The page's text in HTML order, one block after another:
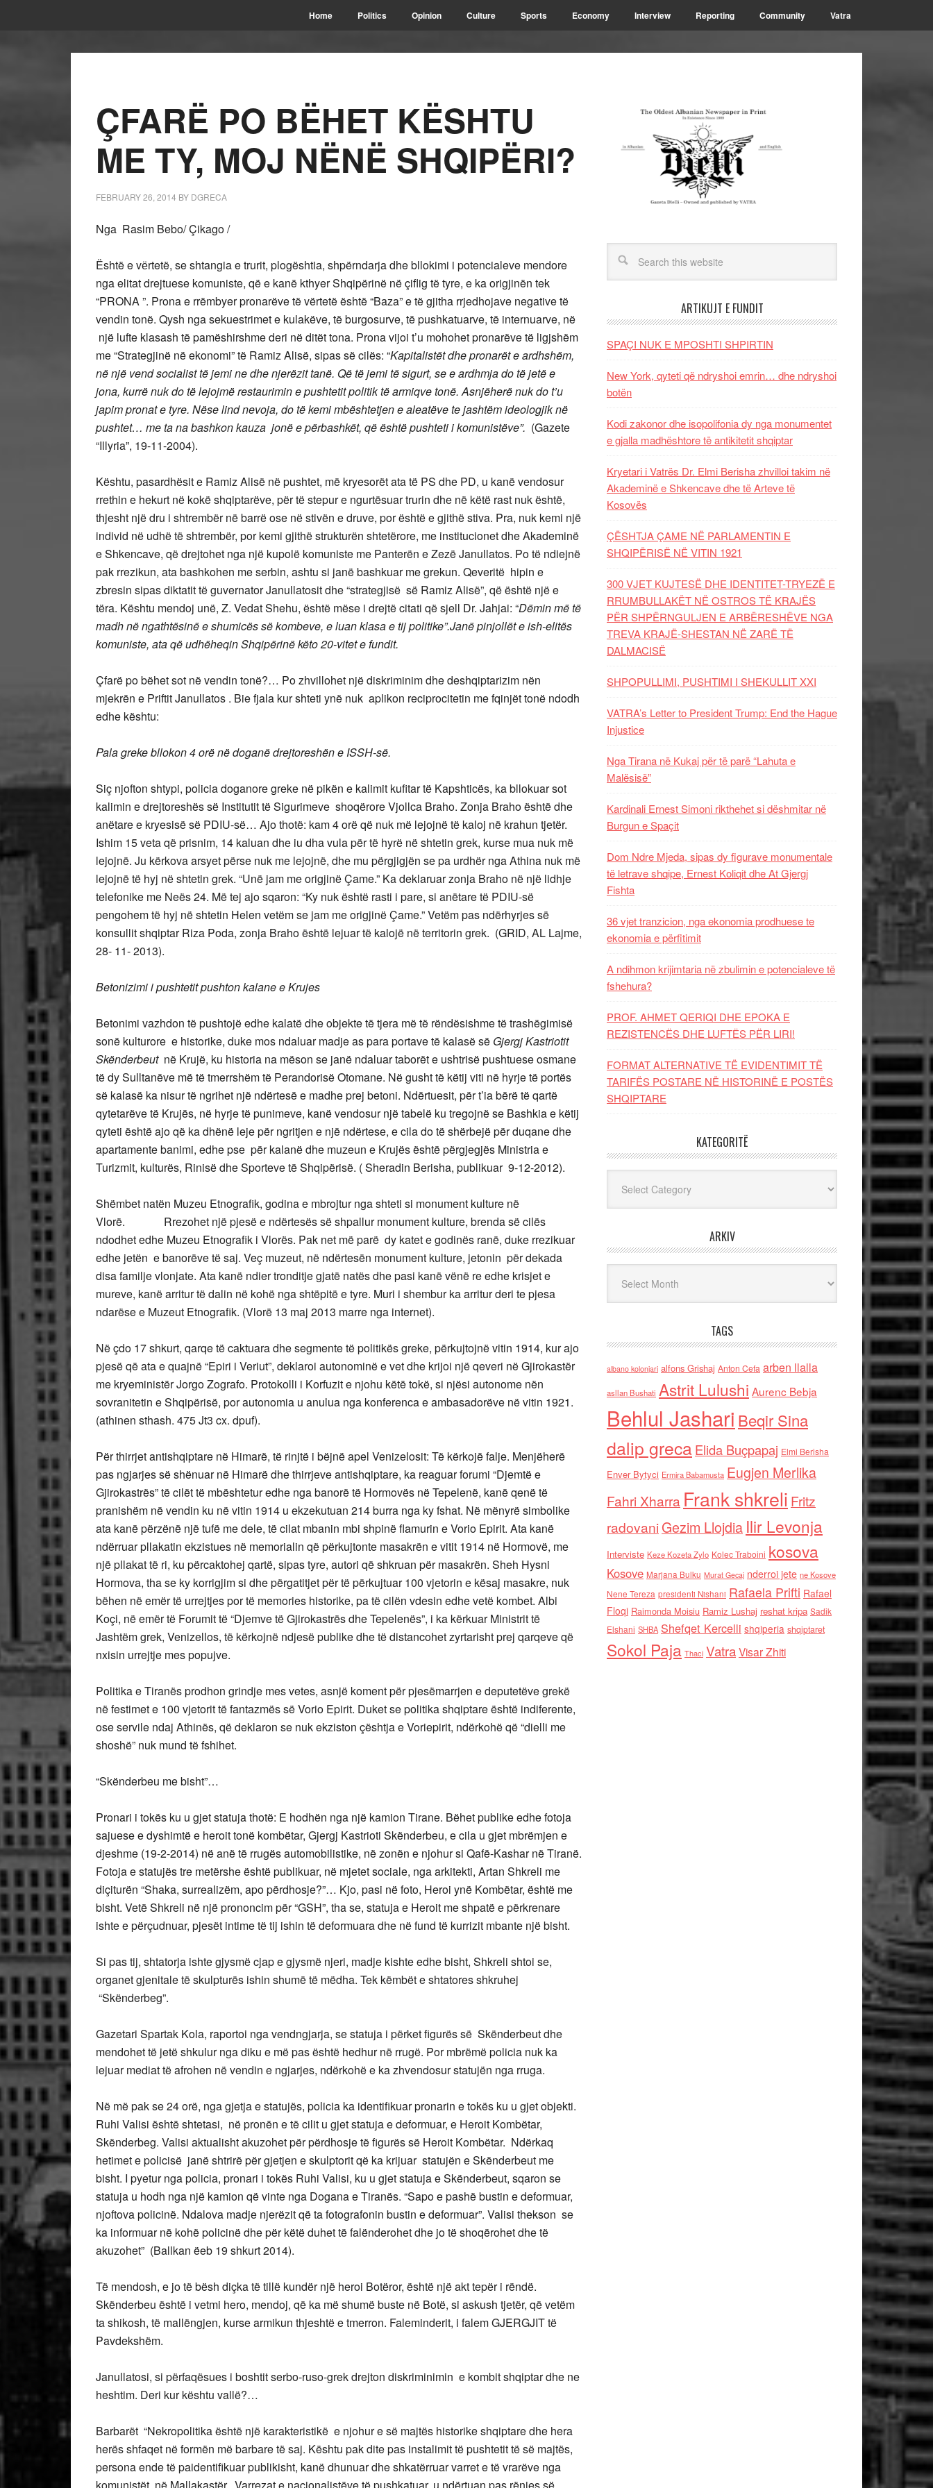
Home Politics Opinion Culture Sports Economy Interview Reporting Community Vatra
ÇFARË PO BËHET KËSHTU
ME TY, MOJ NËNË SHQIPËRI?
FEBRUARY 26, 2014 BY DGRECA
Nga Rasim Bebo/ Çikago /
Është e vёrtetë, se shtangia e trurit, plogështia, shpërndarja dhe bllokimi i potencialeve mendore
nga elitat drejtuese komuniste, që e kanë kthyer Shqipërinë në çiflig të tyre, e ka origjinën tek
“PRONA ”. Prona e rrëmbyer pronarëve të vërtetë është “Baza” e të gjitha rrjedhojave negative të
vendin tonë. Qysh nga sekuestrimet e kulakëve, të burgosurve, të pushkatuarve, të internuarve, në
një lufte klasash të pamëshirshme deri në ditët tona. Prona vijoi t’u mohohet pronarëve të ligjshëm
me “Strategjinë në ekonomi” të Ramiz Alisë, sipas së cilës: “Kapitalistët dhe pronarët e ardhshëm,
në një vend socialist të jemi ne dhe njerëzit tanë. Që të jemi të sigurt, se e ardhmja do të jetë e
jona, kurrë nuk do të lejojmë restaurimin e pushtetit politik të armiqve tonë. Asnjëherë nuk do t’u
japim pronat e tyre. Nëse lind nevoja, do të kemi mbështetjen e aleatëve te jashtëm ideologjik në
pushtet… me ta na bashkon kauza jonë e përbashkët, që është pushteti i komunistëve”. (Gazete
“Illyria”, 19-11-2004).
Kështu, pasardhësit e Ramiz Alisë në pushtet, më kryesorët ata të PS dhe PD, u kanë vendosur
rrethin e hekurt në kokë shqiptarëve, për të stepur e ngurtësuar trurin dhe në këtë rast nuk është,
thjesht një dru i shtrembër në barrë ose në stivën e druve, por është e gjithë stiva. Pra, nuk kemi një
individ në udhë të shtrembër, por kemi gjithë strukturën shtetërore, me institucionet dhe Akademinë
e Shkencave, që drejtohet nga një kupolë komuniste me Panterën e Zezë Janullatos. Po të ndiejnë
pak rrezikun, ata bashkohen me serbin, ashtu si janë bashkuar me grekun. Qeveritë hipin e
zbresin sipas diktatit të guvernator Janullatosit dhe “strategjisë së Ramiz Alisë”, që është një e
tëra. Kështu mendoj unë, Z. Vedat Shehu, është mëse i drejtë citati që sjell Dr. Jahjai: “Dëmin më të
madh në ngathtësinë e shumicës së kombeve, e luan klasa e tij politike”.Janë pinjollët e ish-elitës
komuniste, ata që udhëheqin Shqipërinë këto 20-vitet e fundit.
Çfarë po bëhet sot në vendin tonë?… Po zhvillohet një diskriminim dhe deshqiptarizim nën
mjekrën e Priftit Janullatos . Bie fjala kur shteti ynë nuk aplikon reciprocitetin me fqinjët tonë ndodh
edhe kështu:
Pala greke bllokon 4 orë në doganë drejtoreshën e ISSH-së.
Siç njofton shtypi, policia doganore greke në pikën e kalimit kufitar të Kapshticës, ka bllokuar sot
kalimin e drejtoreshës së Institutit të Sigurimeve shoqërore Vjollca Braho. Zonja Braho është dhe
anëtare e kryesisë së PDIU-së… Ajo thotë: kam 4 orë që nuk më lejojnë të kaloj në krahun tjetër.
Ishim 15 veta që prisnim, 14 kaluan dhe iu dha vula për të hyrë në shtetin grek, kurse mua nuk më
lejojnë. Ju kërkova arsyet përse nuk me lejojnë, dhe mu përgjigjën se pa urdhër nga Athina nuk më
lejojnë të hyj në shtetin grek. “Unë jam me origjinë Çame.” Ka deklaruar zonja Braho në një lidhje
telefonike me Neës 24. Më tej ajo sqaron: “Ky nuk është rasti i pare, si anëtare të PDIU-së
pengohem të hyj në shtetin Helen vetëm se jam me origjinë Çame.” Vetëm pas ndërhyrjes së
konsullit shqiptar Riza Poda, zonja Braho është lejuar të kalojë në territorin grek. (GRID, AL Lajme,
28- 11- 2013).
Betonizimi i pushtetit pushton kalane e Krujes
Betonimi vazhdon të pushtojë edhe kalatë dhe objekte të tjera më të rëndësishme të trashëgimisë
sonë kulturore e historike, duke mos ndaluar madje as para portave të kalasë së Gjergj Kastriotit
Skënderbeutnë Krujë, ku historia na mëson se janë ndaluar taborët e ushtrisë pushtuese osmane
të dy Sulltanëve më të tmerrshëm të Perandorisë Otomane. Në gusht të këtij viti në hyrje të portës
së kalasë ka nisur të ngrihet një ndërtesë e madhe prej betoni. Ndërtuesit, për t’ia bërë të qartë
qytetarëve të Krujës, në hyrje të punimeve, kanë vendosur një tabelë ku tregojnë se Bashkia e këtij
qyteti është ajo që ka dhënë leje për ngritjen e një ndërtese, e cila do të shërbejë për duqane dhe
apartamente banimi, edhe pse për kalanë dhe muzeun e Krujës është përgjegjës Ministria e
Turizmit, kulturës, Rinisë dhe Sporteve të Shqipërisë. ( Sheradin Berisha, publikuar 9-12-2012).
Shëmbet natën Muzeu Etnografik, godina e mbrojtur nga shteti si monument kulture në
Vlorë. Rrezohet një pjesë e ndërtesës së shpallur monument kulture, brenda së cilës
ndodhet edhe Muzeu Etnografik i Vlorës. Pak net më parë dy katet e godinës ranë, duke rrezikuar
edhe jetën e banorëve të saj. Veç muzeut, në ndërtesën monument kulture, jetonin për dekada
disa familje vlonjate. Ata kanë ndier tronditje gjatë natës dhe pasi kanë vënë re edhe krisjet e
mureve, kanë arritur të dalin në kohë nga shtëpitë e tyre. Muri i shembur ka arritur deri te pjesa
ndarëse e Muzeut Etnografik. (Vlorë 13 maj 2013 marre nga internet).
Në çdo 17 shkurt, qarqe të caktuara dhe segmente të politikës greke, përkujtojnë vitin 1914, kur ajo
pjesë që ata e quajnë “Epiri i Veriut”, deklaroi autonominë e vet dhe krijoi një qeveri në Gjirokastër
me kryeministër Jorgo Zografo. Protokolli i Korfuzit e njohu këtë tokë, si njësi autonome nën
sovranitetin e Shqipërisë, por autonomia u anulua nga konferenca e ambasadorëve në vitin 1921.
(athinen sthash. 475 Jt3 cx. dpuf).
Për thirrjet antishqiptare në Himarë, të rinjtë i bëjnë apel Venizelosit: Të kërkojë falje. Menjëherë
pas ngjarjes së shënuar në Himarë dhe thirrjeve antishqiptare, ka reaguar forumi “Djemtë e
Gjirokastrës” të cilët të mbështetur edhe nga banorë të Hormovës në Tepelenë, kanë qenë të
pranishëm në vendin ku në vitin 1914 u ekzekutuan 214 burra nga ky fshat. Në mënyrë simbolike
ata kanë përzënë një tufë me dele, të cilat mbanin mbi shpinë flamurin e Vorio Epirit. Ata kanë
ndërruar pllakatin ekzistues në memorialin që përkujtonte masakrën e vitit 1914 në Hormovë, me
një pllakat të ri, ku përcaktohej qartë, sipas tyre, autori që shkruan për masakrën. Sheh Hysni
Hormova, tha se ky korrigjim si dhe përgatitjet për të përkujtuar 100 vjetorin e kësaj masakre, nuk
bëhen në emër të urrejtjes por të memories historike, pa të cilën vdesin edhe vetë kombet. Albi
Koçi, në emër të Forumit të “Djemve të Gjirokastrës dhe Tepelenës”, i ka kërkuar Ministrit të
Jashtëm grek, Venizellos, të kërkojnë ndjesë publike dhe të distancohet zyrtarisht prej qarqeve që
nxisin urrejtje mes popujve.
Politika e Tiranës prodhon grindje mes vetes, asnjë koment për pjesëmarrjen e deputetëve grekë
në festimet e 100 vjetorit të fantazmës së Vorio Epirit. Duket se politika shqiptare është indiferente,
ose servile ndaj Athinës, që deklaron se nuk ekziston çështja e Voriepirit, ndërkohë që “dielli me
shoshë” nuk mund të fshihet.
“Skënderbeu me bisht”…
Pronari i tokës ku u gjet statuja thotë: E hodhën nga një kamion Tirane. Bëhet publike edhe fotoja
sajuese e dyshimtë e heroit tonë kombëtar, Gjergj Kastrioti Skënderbeu, e cila u gjet mbrëmjen e
djeshme (19-2-2014) në anë të rrugës automobilistike, në zonën e njohur si Qafë-Kashar në Tiranë.
Fotoja e statujës tre metërshe është publikuar, në mjetet sociale, nga arkitekti, Artan Shkreli me
diçiturën “Shaka, surrealizëm, apo përdhosje?”… Kjo, pasi në foto, Heroi ynë Kombëtar, është me
bisht. Vetë Shkreli në një prononcim për “GSH”, tha se, statuja e Heroit me shpatë e përkrenare
ishte e përçudnuar, pjesët intime të tij ishin të deformuara dhe në fund të kurrizit mbante një bisht.
Si pas tij, shtatorja ishte gjysmë cjap e gjysmë njeri, madje kishte edhe bisht, Shkreli shtoi se,
organet gjenitale të skulpturës ishin shumë të mëdha. Tek këmbët e shtatores shkruhej
“Skënderbeg”.
Gazetari Spartak Kola, raportoi nga vendngjarja, se statuja i përket figurës së Skënderbeut dhe
mendohet të jetë shkulur nga diku e më pas është hedhur në rrugë. Por mbrëmë policia nuk ka
lejuar mediat të afrohen në vendin e ngjarjes, ndërkohë e ka zhvendosur statujën nga rruga.
Në më pak se 24 orë, nga gjetja e statujës, policia ka identifikuar pronarin e tokës ku u gjet objekti.
Ruhi Valisi është shtetasi, në pronën e të cilit u gjet statuja e deformuar, e Heroit Kombëtar,
Skënderbeg. Valisi aktualisht akuzohet për përdhosje të figurës së Heroit Kombëtar. Ndërkaq
hetimet e policisë janë shtrirë për gjetjen e skulptorit që ka krijuar statujën e Skënderbeut me
bisht. I pyetur nga policia, pronari i tokës Ruhi Valisi, ku u gjet statuja e Skënderbeut, sqaron se
statuja u hodh nga një kamion që vinte nga Dogana e Tiranës. “Sapo e pashë bustin e deformuar,
njoftova policinë. Ndalova madje njerëzit që ta fotografonin bustin e deformuar”. Valisi thekson se
ka informuar në kohë policinë dhe për këtë duhet të falënderohet dhe jo të shoqërohet dhe të
akuzohet” (Ballkan ëeb 19 shkurt 2014).
Të mendosh, e jo të bësh diçka të tillë kundër një heroi Botëror, është një akt tepër i rëndë.
Skënderbeu është i vetmi hero, mendoj, që ka më shumë buste në Botë, si askush tjetër, që vetëm
ta shikosh, të mallëngjen, kurse armikun thjeshtë e tmerron. Faleminderit, i falem GJERGJIT të
Pavdekshëm.
Janullatosi, si përfaqësues i boshtit serbo-ruso-grek drejton diskriminimin e kombit shqiptar dhe ne
heshtim. Deri kur kështu vallë?…
Barbarët “Nekropolitika është një karakteristikë e njohur e së majtës historike shqiptare dhe hera
herës shfaqet në formën më barbare të saj. Kështu pak dite pas instalimit të pushtetit të së majtës,
persona ende të paidentifikuar publikisht, kanë dhunuar dhe shkatërruar varret e të vrarëve nga
ARTIKUJT E FUNDIT
SPAÇI NUK E MPOSHTI SHPIRTIN
New York, qyteti që ndryshoi emrin… dhe ndryshoi
botën
Kodi zakonor dhe isopolifonia dy nga monumentet
e gjalla madhështore të antikitetit shqiptar
Kryetari i Vatrës Dr. Elmi Berisha zhvilloi takim në
Akademinë e Shkencave dhe të Arteve të
Kosovës
ÇËSHTJA ÇAME NË PARLAMENTIN E
SHQIPËRISË NË VITIN 1921
300 VJET KUJTESË DHE IDENTITET-TRYEZË E
RRUMBULLAKËT NË OSTROS TË KRAJËS
PËR SHPËRNGULJEN E ARBËRESHËVE NGA
TREVA KRAJË-SHESTAN NË ZARË TË
DALMACISË
SHPOPULLIMI, PUSHTIMI I SHEKULLIT XXI
VATRA’s Letter to President Trump: End the Hague
Injustice
Nga Tirana në Kukaj për të parë “Lahuta e
Malësisë”
Kardinali Ernest Simoni rikthehet si dëshmitar në
Burgun e Spaçit
Dom Ndre Mjeda, sipas dy figurave monumentale
të letrave shqipe, Ernest Koliqit dhe At Gjergj
Fishta
36 vjet tranzicion, nga ekonomia prodhuese te
ekonomia e përfitimit
A ndihmon krijimtaria në zbulimin e potencialeve të
fshehura?
PROF. AHMET QERIQI DHE EPOKA E
REZISTENCЁS DHE LUFTЁS PЁR LIRI!
FORMAT ALTERNATIVE TË EVIDENTIMIT TË
TARIFËS POSTARE NË HISTORINË E POSTËS
SHQIPTARE
KATEGORITË
ARKIV
TAGS
albano kolonjari alfons Grishaj Anton Cefa arben llalla
asllan Bushati Astrit Lulushi Aurenc Bebja
Behlul Jashari Beqir Sina
dalip grecaElida Buçpapaj Elmi Berisha
Enver Bytyci Ermira Babamusta Eugjen Merlika
Fahri Xharra Frank shkreli Fritz
radovaniGezim Llojdia Ilir Levonja
Interviste Keze Kozeta Zylo Kolec Traboini kosova
Kosove Marjana Bulku Murat Gecaj nderroi jete ne Kosove
Nene Tereza presidenti Nishani Rafaela Prifti Rafael
Floqi Raimonda Moisiu Ramiz Lushaj reshat kripa Sadik
Elshani SHBA Shefqet Kercelli shqiperia shqiptaret
Sokol Paja Thaci VatraVisar Zhiti